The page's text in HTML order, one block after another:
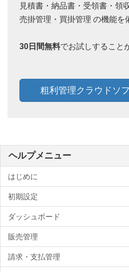
見積書・納品書・受領書・領
売掛管理・買掛管理 の機能を
30日間無料でお試しすること
粗利管理クラウドソ
ヘルプメニュー
はじめに
初期設定
ダッシュボード
販売管理
請求・支払管理